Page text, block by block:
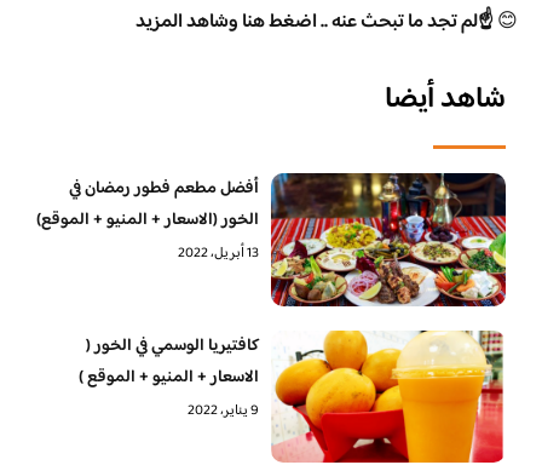
😊☝️لم تجد ما تبحث عنه .. اضغط هنا وشاهد المزيد
شاهد أيضا
أفضل مطعم فطور رمضان في
الخور (الاسعار + المنيو + الموقع)
13 أبريل، 2022
كافتيريا الوسمي في الخور (
الاسعار + المنيو + الموقع )
9 يناير، 2022